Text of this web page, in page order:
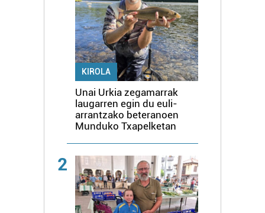
KIROLA
Unai Urkia zegamarrak
laugarren egin du euli-
arrantzako beteranoen
Munduko Txapelketan
2